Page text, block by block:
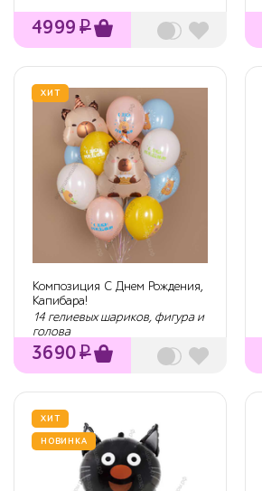
4999 ₽
ХИТ
Композиция С Днем Рождения,
Капибара!
14 гелиевых шариков, фигура и
голова
3690₽
ХИТ
НОВИНКА